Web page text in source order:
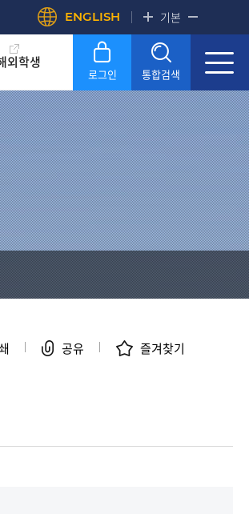
ENGLISH 기본
국립대
국립대
국립대
국립대
국립대
국립대
외학생
로그인 통합검색
공유 즐겨찾기